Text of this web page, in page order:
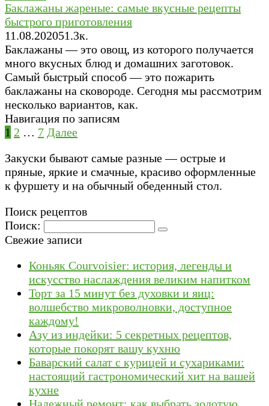
Баклажаны жареные: самые вкусные рецепты
быстрого приготовления
11.08.202051.3к.
Баклажаны — это овощ, из которого получается
много вкусных блюд и домашних заготовок.
Самый быстрый способ — это пожарить
баклажаны на сковороде. Сегодня мы рассмотрим
несколько вариантов, как.
Навигация по записям
1 2 … 7 Далее
Закуски бывают самые разные — острые и
пряные, яркие и смачные, красиво оформленные
к фуршету и на обычный обеденный стол.
Поиск рецептов
Поиск:
Свежие записи
Коньяк Courvoisier: история, легенды и
искусство наслаждения великим напитком
Торт за 15 минут без духовки и яиц:
волшебство микроволновки, доступное
каждому!
Азу из индейки: 5 секретных рецептов,
которые покорят вашу кухню
Баварский салат с курицей и сухариками:
настоящий гастрономический хит на вашей
кухне
Надежный ремонт: как выбрать золотую